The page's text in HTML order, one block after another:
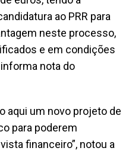
ao PRR para
neste processo,
e em condições
nota do
aqui um novo projeto de
para poderem
financeiro”, notou a